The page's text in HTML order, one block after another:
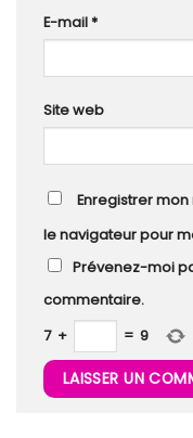
E-mail*
Site web
Enregistrer
le navigateur pour
Prévenez-moi
commentaire.
7 + = 9